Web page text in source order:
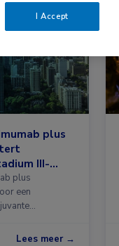
plus
III-
plus
een
Lees meer →
I Accept